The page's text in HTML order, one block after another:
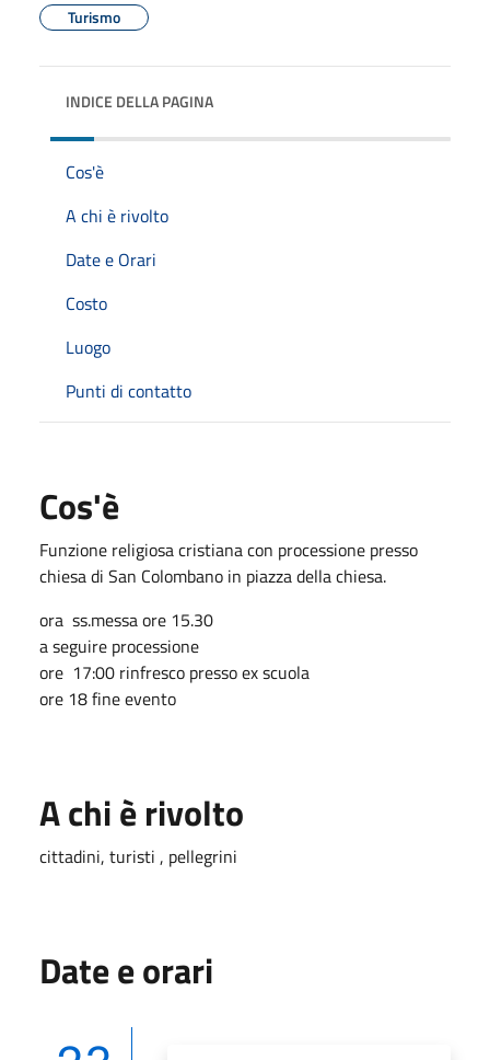
Turismo
INDICE DELLA PAGINA
Cos'è
A chi è rivolto
Date e Orari
Costo
Luogo
Punti di contatto
Cos'è
Funzione religiosa cristiana con processione presso
chiesa di San Colombano in piazza della chiesa.
ora ss.messa ore 15.30
a seguire processione
ore 17:00 rinfresco presso ex scuola
ore 18 fine evento
A chi è rivolto
cittadini, turisti , pellegrini
Date e orari